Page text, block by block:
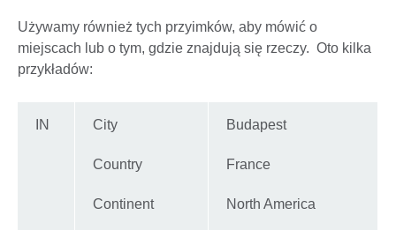
Używamy również tych przyimków, aby mówić o
miejscach lub o tym, gdzie znajdują się rzeczy. Oto kilka
przykładów:
IN City
Country
Continent
Budapest
France
North America